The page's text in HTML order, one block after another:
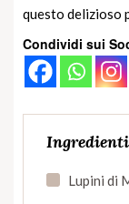
questo delizioso
Condividi sui
Ingredienti
Lupini di